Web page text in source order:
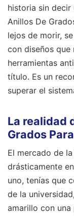
historia sin decir
Anillos De
lejos de morir,
con diseños que
herramientas
título. Es un
superar el
La realidad
Grados
El mercado de
drásticamente
uno, tenías que
de la
amarillo con